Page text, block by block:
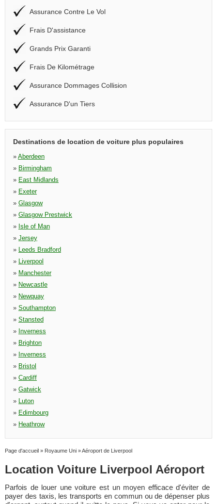
Assurance Contre Le Vol
Frais D'assistance
Grands Prix Garanti
Frais De Kilométrage
Assurance Dommages Collision
Assurance D'un Tiers
Destinations de location de voiture plus populaires
» Aberdeen
» Birmingham
» East Midlands
» Exeter
» Glasgow
» Glasgow Prestwick
» Isle of Man
» Jersey
» Leeds Bradford
» Liverpool
» Manchester
» Newcastle
» Newquay
» Southampton
» Stansted
» Inverness
» Brighton
» Inverness
» Bristol
» Cardiff
» Gatwick
» Luton
» Edimbourg
» Heathrow
Page d'accueil » Royaume Uni »Aéroport de Liverpool
Location Voiture Liverpool Aéroport
Parfois de louer une voiture est un moyen efficace d'éviter de
payer des taxis, les transports en commun ou de dépenser plus